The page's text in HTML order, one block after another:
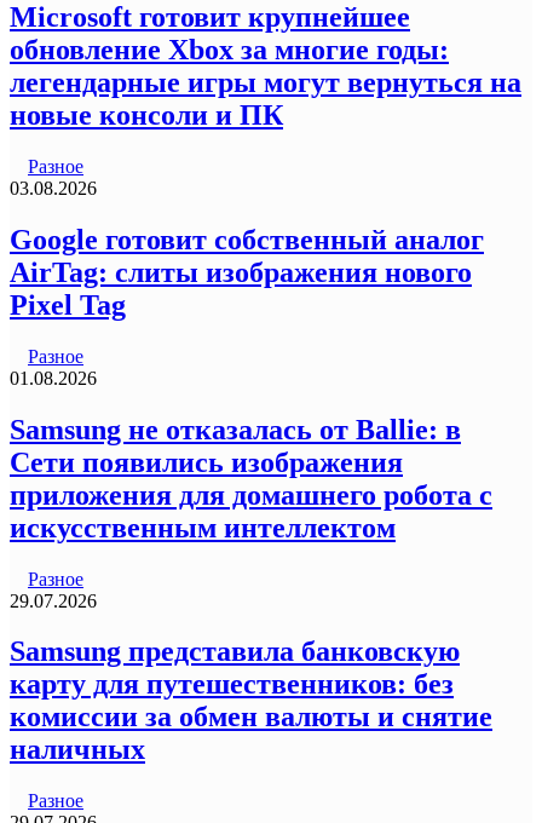
Microsoft готовит крупнейшее
обновление Xbox за многие годы:
легендарные игры могут вернуться на
новые консоли и ПК
Разное
03.08.2026
Google готовит собственный аналог
AirTag: слиты изображения нового
Pixel Tag
Разное
01.08.2026
Samsung не отказалась от Ballie: в
Сети появились изображения
приложения для домашнего робота с
искусственным интеллектом
Разное
29.07.2026
Samsung представила банковскую
карту для путешественников: без
комиссии за обмен валюты и снятие
наличных
Разное